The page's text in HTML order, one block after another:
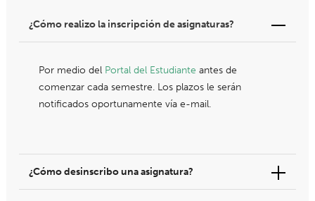
¿Cómo realizo la inscripción de asignaturas?
Por medio del Portal del Estudiante antes de
comenzar cada semestre. Los plazos le serán
notificados oportunamente vía e-mail.
¿Cómo desinscribo una asignatura?